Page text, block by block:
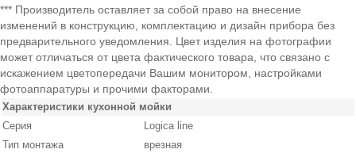
*** Производитель оставляет за собой право на внесение
изменений в конструкцию, комплектацию и дизайн прибора без
предварительного уведомления. Цвет изделия на фотографии
может отличаться от цвета фактического товара, что связано с
искажением цветопередачи Вашим монитором, настройками
фотоаппаратуры и прочими факторами.
Характеристики кухонной мойки
Серия
Logica line
Тип монтажа
врезная